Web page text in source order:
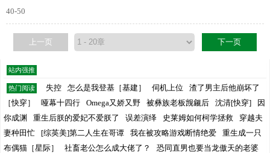
40-50
上一页 下一页
站内强推
热门阅读 失控 怎么是我登基［基建］ 伺机上位
渣了男主后他崩坏了
［快穿］
哑幕十四行 Omega又娇又野 被彝族老板觊觎后 沈清[快穿]
因
你成渊
重生后朕的爱妃不爱朕了 误差演绎 史莱姆如何柯学拯救
穿越夫
妻种田忙
[综英美]第二人生在哥谭 我在被攻略游戏断情绝爱
重生成一只
布偶猫［星际］
社畜老公怎么成大佬了？
恐同直男也要当龙傲天的老婆